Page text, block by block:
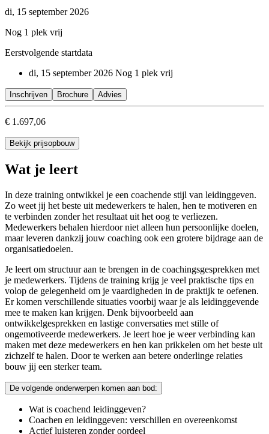
di, 15 september 2026
Nog 1 plek vrij
Eerstvolgende startdata
di, 15 september 2026 Nog 1 plek vrij
Inschrijven Brochure Advies
€ 1.697,06
Bekijk prijsopbouw
Wat je leert
In deze training ontwikkel je een coachende stijl van leidinggeven.
Zo weet jij het beste uit medewerkers te halen, hen te motiveren en
te verbinden zonder het resultaat uit het oog te verliezen.
Medewerkers behalen hierdoor niet alleen hun persoonlijke doelen,
maar leveren dankzij jouw coaching ook een grotere bijdrage aan de
organisatiedoelen.
Je leert om structuur aan te brengen in de coachingsgesprekken met
je medewerkers. Tijdens de training krijg je veel praktische tips en
volop de gelegenheid om je vaardigheden in de praktijk te oefenen.
Er komen verschillende situaties voorbij waar je als leidinggevende
mee te maken kan krijgen. Denk bijvoorbeeld aan
ontwikkelgesprekken en lastige conversaties met stille of
ongemotiveerde medewerkers. Je leert hoe je weer verbinding kan
maken met deze medewerkers en hen kan prikkelen om het beste uit
zichzelf te halen. Door te werken aan betere onderlinge relaties
bouw jij een sterker team.
De volgende onderwerpen komen aan bod:
Wat is coachend leidinggeven?
Coachen en leidinggeven: verschillen en overeenkomst
Actief luisteren zonder oordeel